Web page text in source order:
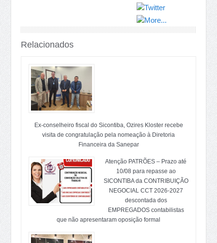
Relacionados
Ex-conselheiro fiscal do Sicontiba, Ozires Kloster recebe
visita de congratulação pela nomeação à Diretoria
Financeira da Sanepar
Atenção PATRÕES – Prazo até
10/08 para repasse ao
SICONTIBA da CONTRIBUIÇÃO
NEGOCIAL CCT 2026-2027
descontada dos
EMPREGADOS contabilistas
que não apresentaram oposição formal